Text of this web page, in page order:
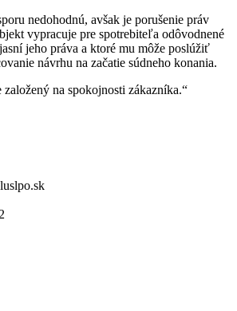
nedohodnú, avšak je porušenie práv
vypracuje pre spotrebiteľa odôvodnené
jeho práva a ktoré mu môže poslúžiť
návrhu na začatie súdneho konania.
založený na spokojnosti zákazníka.“